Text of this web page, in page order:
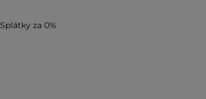
Splátky za 0%